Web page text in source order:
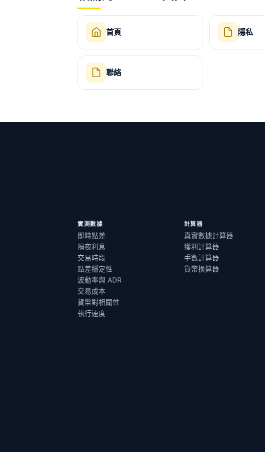
首頁 隱私
聯絡
實測數據
即時點差
隔夜利息
交易時段
點差穩定性
波動率與 ADR
交易成本
貨幣對相關性
執行速度
計算器
真實數據計算器
獲利計算器
手數計算器
貨幣換算器